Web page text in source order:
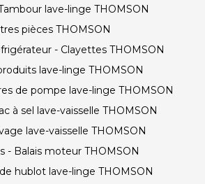
lave-linge THOMSON
pièces THOMSON
- Clayettes THOMSON
lave-linge THOMSON
de pompe lave-linge THOMSON
à sel lave-vaisselle THOMSON
lave-vaisselle THOMSON
- Balais moteur THOMSON
hublot lave-linge THOMSON